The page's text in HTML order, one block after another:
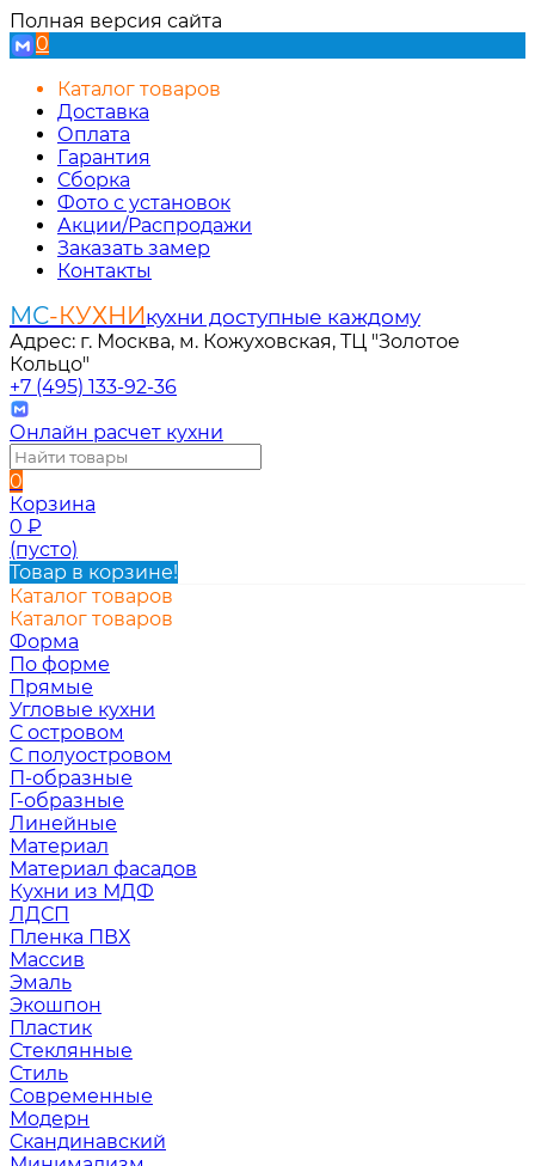
Полная версия сайта
0
Каталог товаров
Доставка
Оплата
Гарантия
Сборка
Фото с установок
Акции/Распродажи
Заказать замер
Контакты
МС-КУХНИкухни доступные каждому
Адрес: г. Москва, м. Кожуховская, ТЦ "Золотое
Кольцо"
+7 (495) 133-92-36
Онлайн расчет кухни
0
Корзина
0 ₽
(пусто)
Товар в корзине!
Каталог товаров
Каталог товаров
Форма
По форме
Прямые
Угловые кухни
С островом
С полуостровом
П-образные
Г-образные
Линейные
Материал
Материал фасадов
Кухни из МДФ
ЛДСП
Пленка ПВХ
Массив
Эмаль
Экошпон
Пластик
Стеклянные
Стиль
Современные
Модерн
Скандинавский